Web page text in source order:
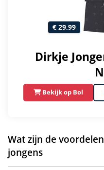
€ 29,99
Dirkje
Bekijk op Bol
Wat zijn de
jongens